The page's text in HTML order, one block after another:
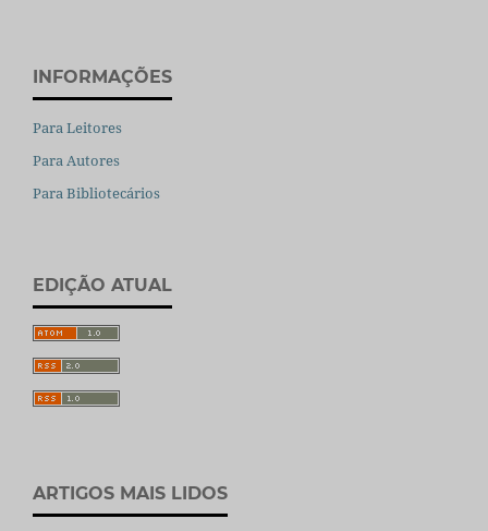
INFORMAÇÕES
Para Leitores
Para Autores
Para Bibliotecários
EDIÇÃO ATUAL
ARTIGOS MAIS LIDOS